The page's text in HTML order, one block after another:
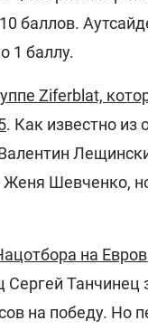
баллов.
1 баллу.
Ziferblat,
. Как известно из
Женя Шевченко,
на
Сергей Танчинец
на победу. Но